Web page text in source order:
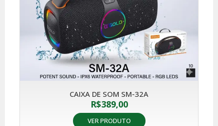
CAIXA DE SOM SM-32A
R$389,00
VER PRODUTO